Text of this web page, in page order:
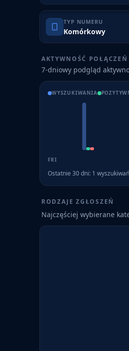
TYP NUMERU
Komórkowy
AKTYWNOŚĆ POŁĄCZEŃ
7-dniowy podgląd
WYSZUKIWANIA
FRI
Ostatnie 30 dni: 1
RODZAJE ZGŁOSZEŃ
Najczęściej wybierane